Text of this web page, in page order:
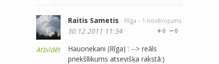
Atbildēt
Raitis Sametis - Rīga - 1 novērojums
0
0
30.12.2011 11:34
Hauonekani (Rīga) : --> reāls
priekšllikums atsevišķa rakstā:)